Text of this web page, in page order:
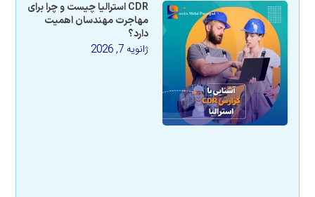
CDR استرالیا چیست و چرا برای
مهاجرت مهندسان اهمیت
دارد؟
ژانویه 7, 2026